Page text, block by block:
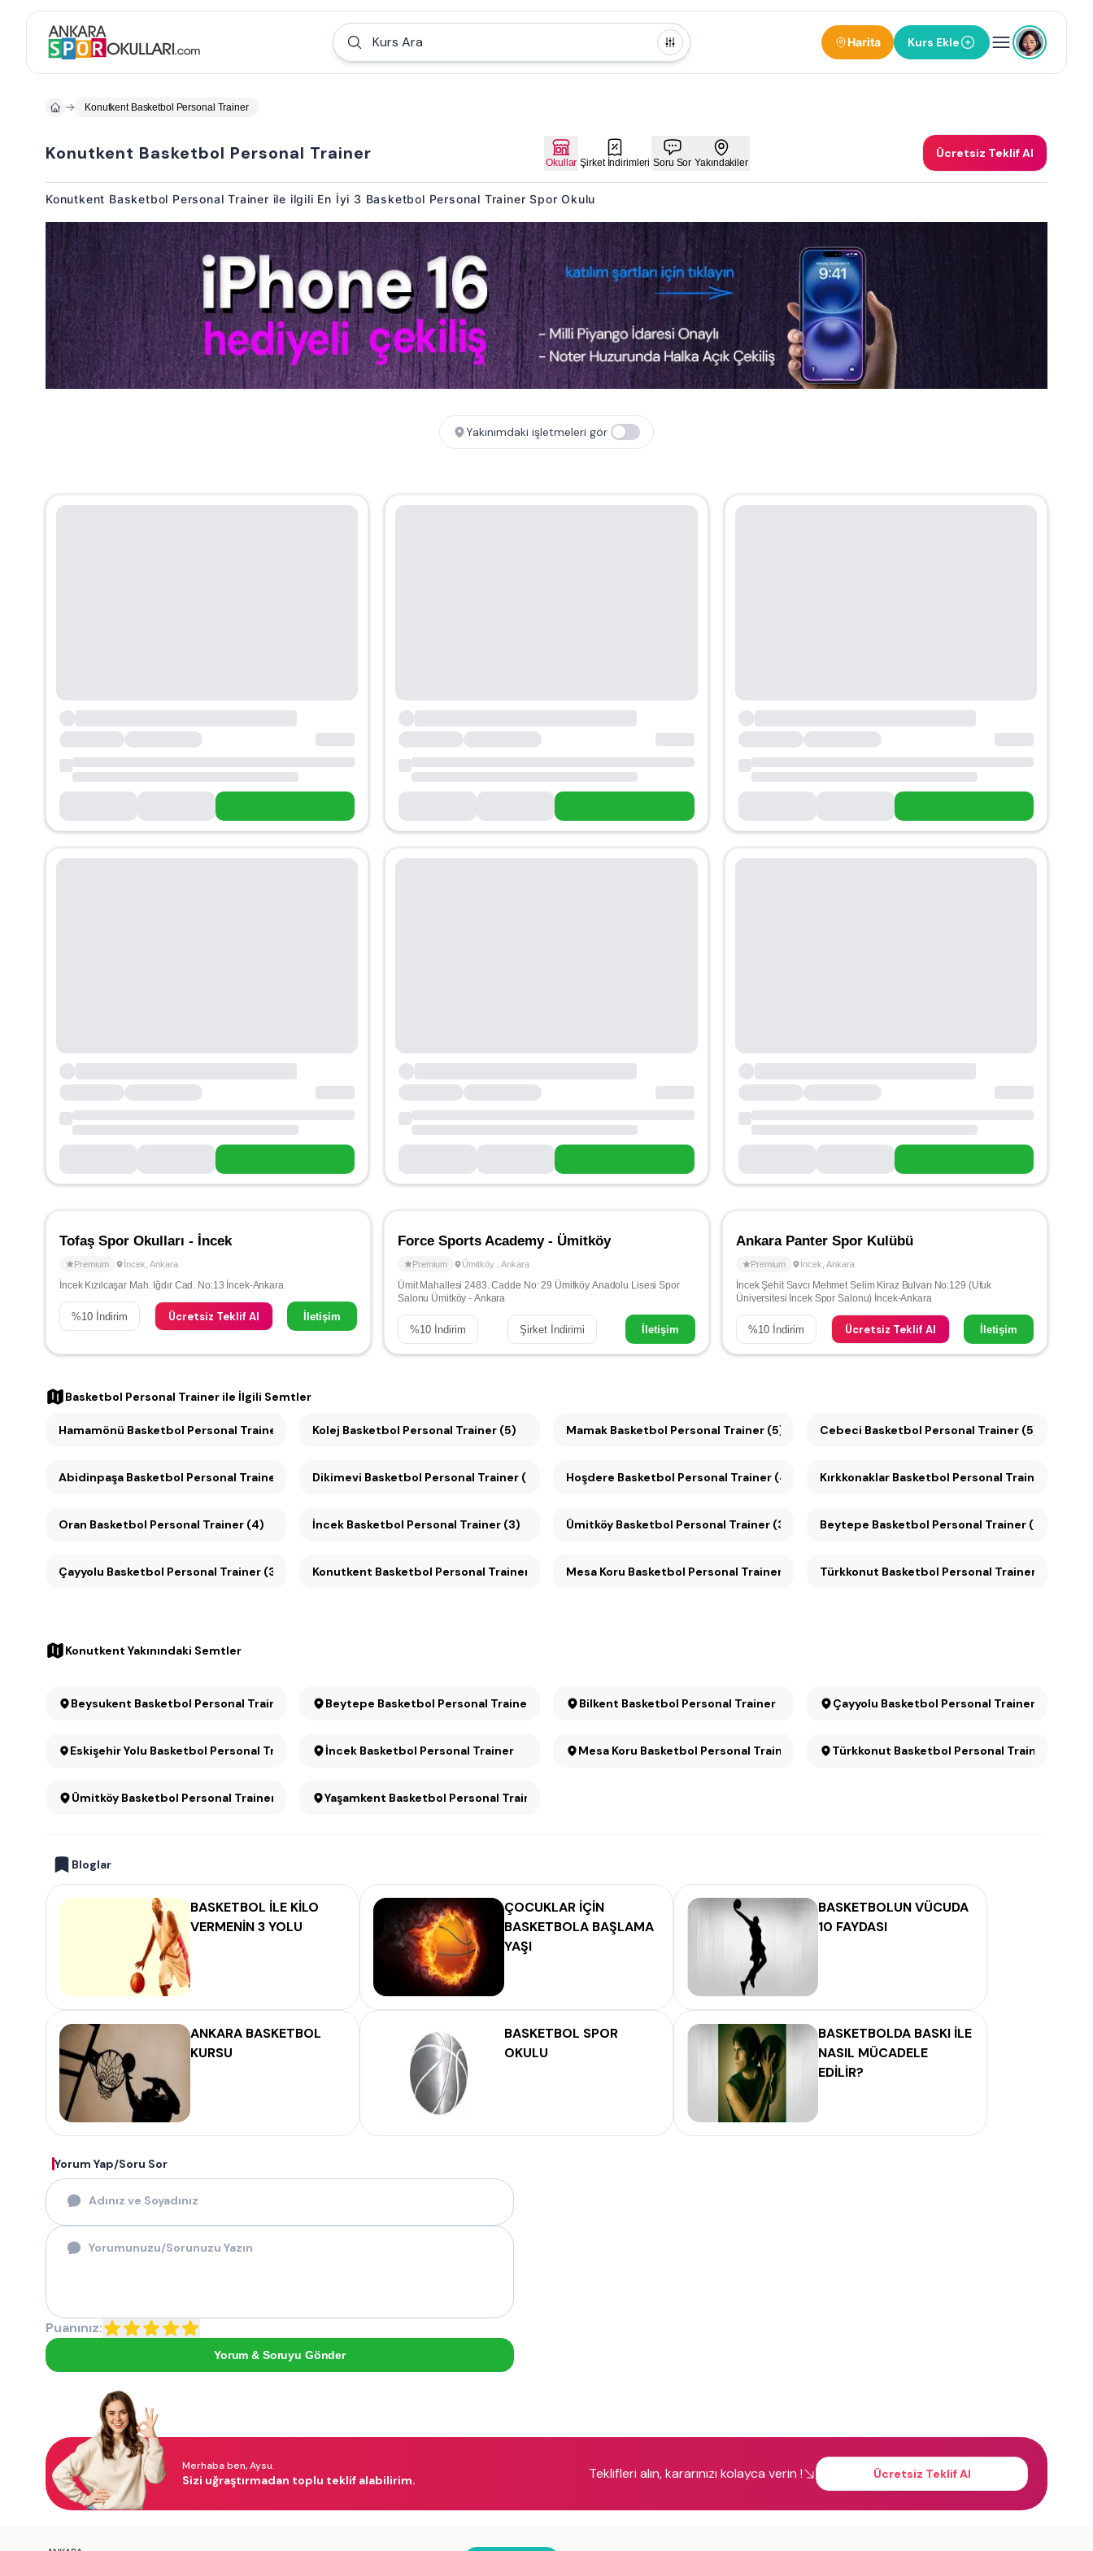
Kurs Ara Harita Kurs Ekle
Konutkent Basketbol Personal Trainer
Konutkent Basketbol Personal Trainer Okullar Şirket İndirimleri Soru Sor Yakındakiler
Ücretsiz Teklif Al
Konutkent Basketbol Personal Trainer ile ilgili En İyi 3 Basketbol Personal Trainer Spor Okulu
Yakınımdaki işletmeleri gör
Tofaş Spor Okulları - İncek
Premium İncek Ankara
İncek Kızılcaşar Mah. Iğdır Cad. No:13 İncek-Ankara
%10 İndirim Ücretsiz Teklif Al İletişim
Force Sports Academy - Ümitköy
Premium Ümitköy Ankara
Ümit Mahallesi 2483. Cadde No: 29 Ümitköy Anadolu Lisesi Spor
Salonu Ümitköy - Ankara
%10 İndirim Şirket İndirimi İletişim
Ankara Panter Spor Kulübü
Premium İncek Ankara
İncek Şehit Savcı Mehmet Selim Kiraz Bulvarı No:129 (Ufuk
Üniversitesi İncek Spor Salonu) İncek-Ankara
%10 İndirim Ücretsiz Teklif Al İletişim
Basketbol Personal Trainer ile İlgili Semtler
Hamamönü Basketbol Personal Trainer (5) Kolej Basketbol Personal Trainer (5) Mamak Basketbol Personal Trainer (5) Cebeci Basketbol Personal Trainer (5)
Abidinpaşa Basketbol Personal Trainer (4) Dikimevi Basketbol Personal Trainer (4) Hoşdere Basketbol Personal Trainer (4) Kırkkonaklar Basketbol Personal Trainer (4)
Oran Basketbol Personal Trainer (4) İncek Basketbol Personal Trainer (3) Ümitköy Basketbol Personal Trainer (3) Beytepe Basketbol Personal Trainer (3)
Çayyolu Basketbol Personal Trainer (3) Konutkent Basketbol Personal Trainer (3) Mesa Koru Basketbol Personal Trainer (3) Türkkonut Basketbol Personal Trainer (3)
Konutkent Yakınındaki Semtler
Beysukent Basketbol Personal Trainer Beytepe Basketbol Personal Trainer Bilkent Basketbol Personal Trainer Çayyolu Basketbol Personal Trainer
Eskişehir Yolu Basketbol Personal Trainer İncek Basketbol Personal Trainer Mesa Koru Basketbol Personal Trainer Türkkonut Basketbol Personal Trainer
Ümitköy Basketbol Personal Trainer Yaşamkent Basketbol Personal Trainer
Bloglar
BASKETBOL İLE KİLO
VERMENİN 3 YOLU
ÇOCUKLAR İÇİN
BASKETBOLA BAŞLAMA
YAŞI
BASKETBOLUN VÜCUDA
10 FAYDASI
ANKARA BASKETBOL
KURSU
BASKETBOL SPOR
OKULU
BASKETBOLDA BASKI İLE
NASIL MÜCADELE
EDİLİR?
Yorum Yap/Soru Sor
Puanınız:
Yorum & Soruyu Gönder
Merhaba ben, Aysu.
Sizi uğraştırmadan toplu teklif alabilirim. Teklifleri alın, kararınızı kolayca verin ! Ücretsiz Teklif Al